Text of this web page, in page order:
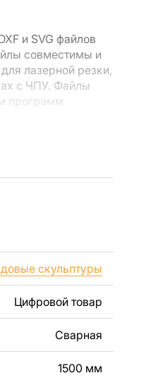
и SVG файлов
совместимы и
лазерной резки,
с ЧПУ. Файлы
программ
созданы с
что
изображение,
дизайн изделия.
изделия из
скульптуры
Цифровой товар
Сварная
1500 мм